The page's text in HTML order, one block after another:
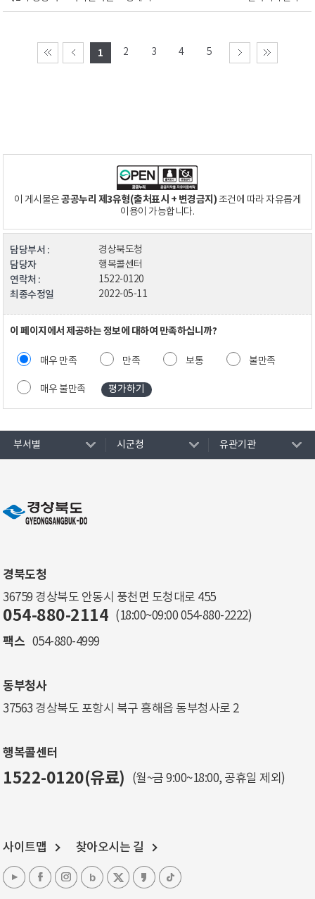
1 2 3 4 5
이 게시물은공공누리 제3유형(출처표시 + 변경금지)조건에 따라 자유롭게
이용이 가능합니다.
담당부서 : 경상북도청
담당자 행복콜센터
연락처 : 1522-0120
최종수정일 2022-05-11
이 페이지에서 제공하는 정보에 대하여 만족하십니까?
매우 만족 만족 보통 불만족
매우 불만족
부서별 시군청 유관기관
경북도청
36759 경상북도 안동시 풍천면 도청대로 455
054-880-2114 (18:00~09:00 054-880-2222)
팩스 054-880-4999
동부청사
37563 경상북도 포항시 북구 흥해읍 동부청사로 2
행복콜센터
1522-0120(유료) (월~금 9:00~18:00, 공휴일 제외)
사이트맵 찾아오시는 길